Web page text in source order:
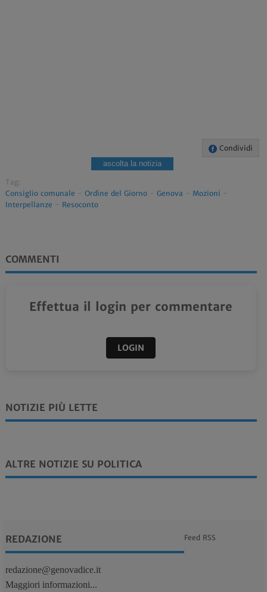
Condividi
ascolta la notizia
Tag:
Consiglio comunale - Ordine del Giorno- Genova - Mozioni -
Interpellanze - Resoconto
COMMENTI
Effettua il login per commentare
LOGIN
NOTIZIE PIÙ LETTE
ALTRE NOTIZIE SU POLITICA
REDAZIONE
redazione@genovadice.it
Maggiori informazioni...
Feed RSS